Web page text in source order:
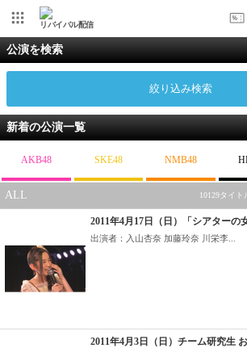
リバイバル配信
公演を検索
絞り込み検索
新着の公演一覧
AKB48 SKE48 NMB48
ALL 10129タイ
2011年4月17日（日）「シアターの
出演者：入山杏奈 加藤玲奈 川栄李...
2011年4月3日（日）チーム研究生